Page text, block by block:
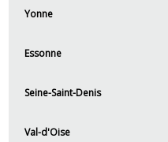
Yonne
Essonne
Seine-Saint-Denis
Val-d'Oise